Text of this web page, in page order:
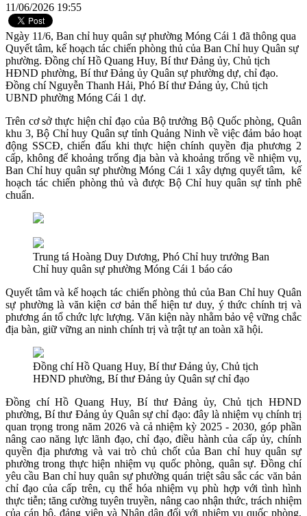
11/06/2026 19:55
Ngày 11/6, Ban chỉ huy quân sự phường Móng Cái 1 đã thông qua
Quyết tâm, kế hoạch tác chiến phòng thủ của Ban Chỉ huy Quân sự
phường. Đồng chí Hồ Quang Huy, Bí thư Đảng ủy, Chủ tịch
HĐND phường, Bí thư Đảng ủy Quân sự phường dự, chỉ đạo.
Đồng chí Nguyễn Thanh Hải, Phó Bí thư Đảng ủy, Chủ tịch
UBND phường Móng Cái 1 dự.
Trên cơ sở thực hiện chỉ đạo của Bộ trưởng Bộ Quốc phòng, Quân
khu 3, Bộ Chỉ huy Quân sự tỉnh Quảng Ninh về việc đảm bảo hoạt
động SSCĐ, chiến đấu khi thực hiện chính quyền địa phương 2
cấp, không để khoảng trống địa bàn và khoảng trống về nhiệm vụ,
Ban Chỉ huy quân sự phường Móng Cái 1 xây dựng quyết tâm, kế
hoạch tác chiến phòng thủ và được Bộ Chỉ huy quân sự tỉnh phê
chuẩn.
Trung tá Hoàng Duy Dương, Phó Chỉ huy trưởng Ban
Chỉ huy quân sự phường Móng Cái 1 báo cáo
Quyết tâm và kế hoạch tác chiến phòng thủ của Ban Chỉ huy Quân
sự phường là văn kiện cơ bản thể hiện tư duy, ý thức chính trị và
phương án tổ chức lực lượng. Văn kiện này nhằm bảo vệ vững chắc
địa bàn, giữ vững an ninh chính trị và trật tự an toàn xã hội.
Đồng chí Hồ Quang Huy, Bí thư Đảng ủy, Chủ tịch
HĐND phường, Bí thư Đảng ủy Quân sự chỉ đạo
Đồng chí Hồ Quang Huy, Bí thư Đảng ủy, Chủ tịch HĐND
phường, Bí thư Đảng ủy Quân sự chỉ đạo: đây là nhiệm vụ chính trị
quan trọng trong năm 2026 và cả nhiệm kỳ 2025 - 2030, góp phần
nâng cao năng lực lãnh đạo, chỉ đạo, điều hành của cấp ủy, chính
quyền địa phương và vai trò chủ chốt của Ban chỉ huy quân sự
phường trong thực hiện nhiệm vụ quốc phòng, quân sự. Đồng chí
yêu cầu Ban chỉ huy quân sự phường quán triệt sâu sắc các văn bản
chỉ đạo của cấp trên, cụ thể hóa nhiệm vụ phù hợp với tình hình
thực tiễn; tăng cường tuyên truyền, nâng cao nhận thức, trách nhiệm
của cán bộ, đảng viên và Nhân dân đối với nhiệm vụ quốc phòng,